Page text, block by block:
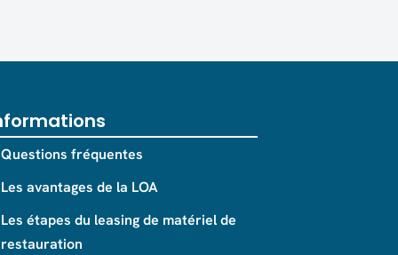
Questions fréquentes
Les avantages de la LOA
Les étapes du leasing de matériel de
restauration